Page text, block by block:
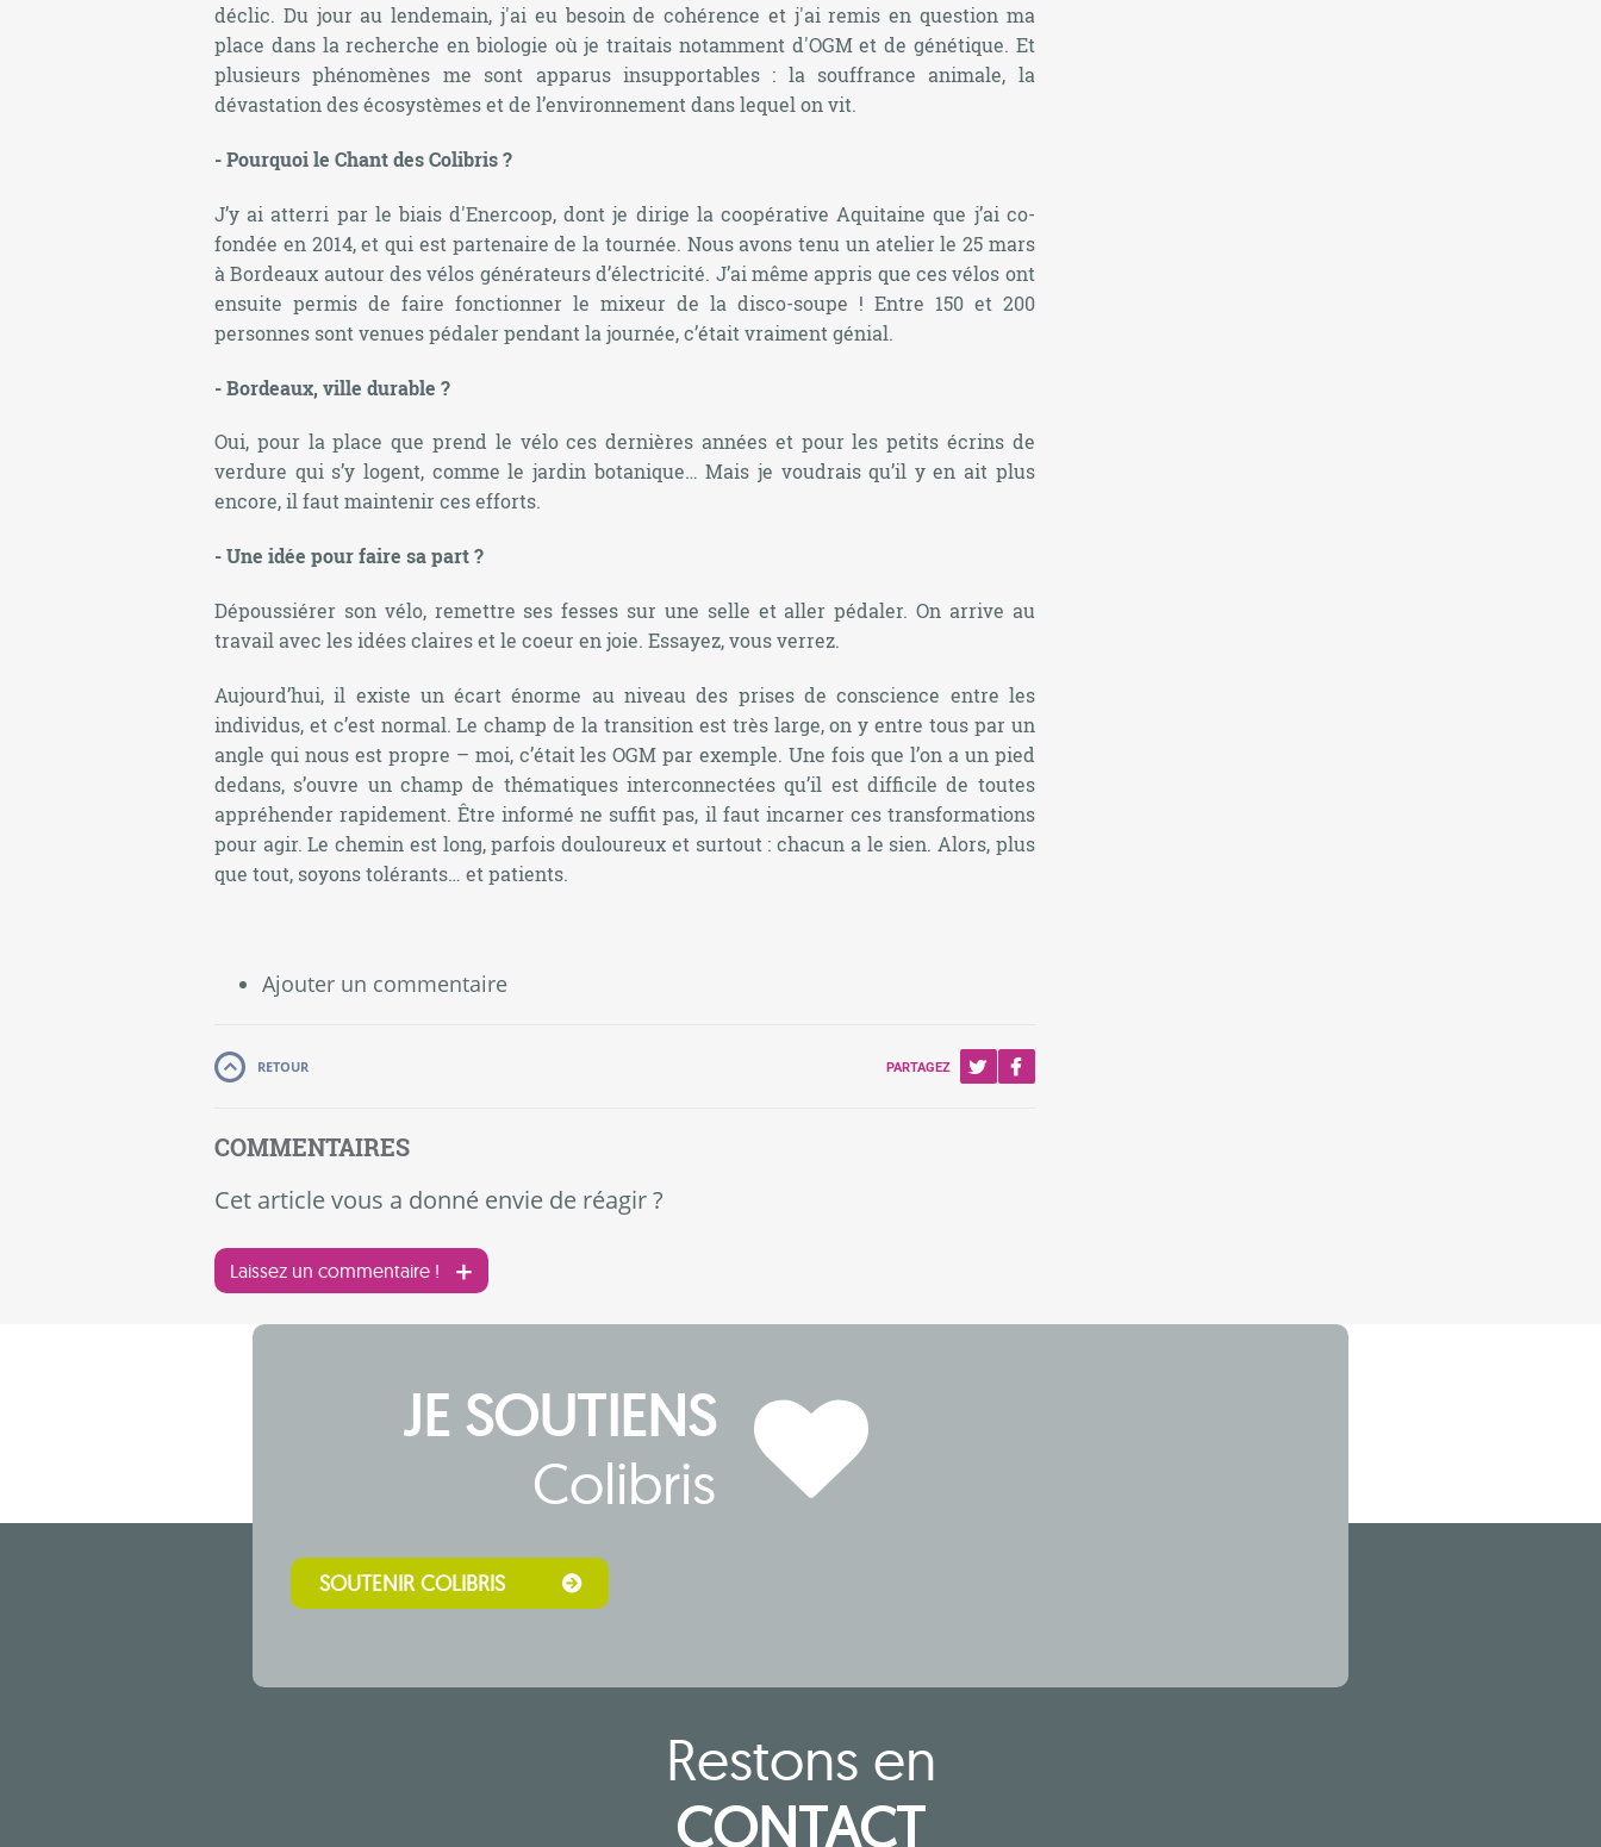
déclic. Du jour au lendemain, j'ai eu besoin de cohérence et j'ai remis en question ma
place dans la recherche en biologie où je traitais notamment d'OGM et de génétique. Et
plusieurs phénomènes me sont apparus insupportables : la souffrance animale, la
dévastation des écosystèmes et de l’environnement dans lequel on vit.
- Pourquoi le Chant des Colibris ?
J’y ai atterri par le biais d'Enercoop, dont je dirige la coopérative Aquitaine que j’ai co-
fondée en 2014, et qui est partenaire de la tournée. Nous avons tenu un atelier le 25 mars
à Bordeaux autour des vélos générateurs d’électricité. J’ai même appris que ces vélos ont
ensuite permis de faire fonctionner le mixeur de la disco-soupe ! Entre 150 et 200
personnes sont venues pédaler pendant la journée, c’était vraiment génial.
- Bordeaux, ville durable ?
Oui, pour la place que prend le vélo ces dernières années et pour les petits écrins de
verdure qui s’y logent, comme le jardin botanique… Mais je voudrais qu’il y en ait plus
encore, il faut maintenir ces efforts.
- Une idée pour faire sa part ?
Dépoussiérer son vélo, remettre ses fesses sur une selle et aller pédaler. On arrive au
travail avec les idées claires et le coeur en joie. Essayez, vous verrez.
Aujourd’hui, il existe un écart énorme au niveau des prises de conscience entre les
individus, et c’est normal. Le champ de la transition est très large, on y entre tous par un
angle qui nous est propre – moi, c’était les OGM par exemple. Une fois que l’on a un pied
dedans, s’ouvre un champ de thématiques interconnectées qu’il est difficile de toutes
appréhender rapidement. Être informé ne suffit pas, il faut incarner ces transformations
pour agir. Le chemin est long, parfois douloureux et surtout : chacun a le sien. Alors, plus
que tout, soyons tolérants… et patients.
Ajouter un commentaire
RETOUR PARTAGEZ
COMMENTAIRES
Cet article vous a donné envie de réagir ?
Laissez un commentaire !
JE SOUTIENS
Colibris
SOUTENIR COLIBRIS
Restons en
CONTACT